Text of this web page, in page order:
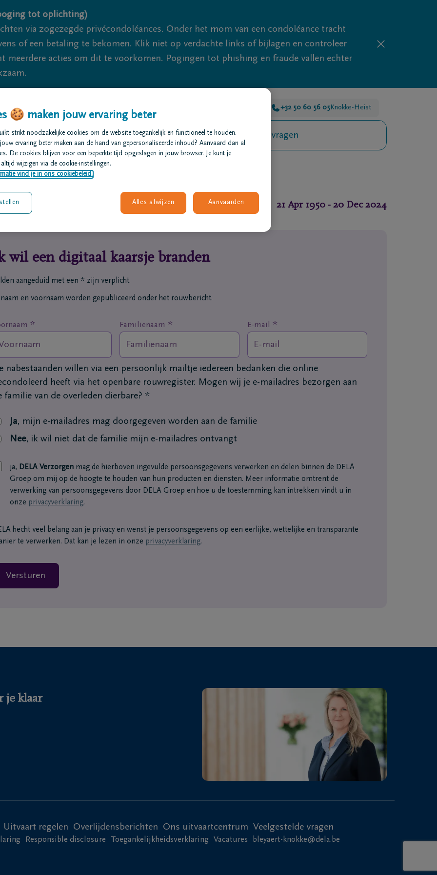
tot oplichting)
via zogezegde privécondoléances. Onder het mom van een condoléance tracht
of een betaling te bekomen. Klik niet op verdachte links of bijlagen en controleer
meerdere acties om dit te voorkomen. Pogingen tot phishing en fraude vallen echter
+32 50 60 56 05Knokke-Heist
regelen Overlijdensberichten Ons uitvaartcentrum Veelgestelde vragen
21 Apr 1950 - 20 Dec 2024
wil een digitaal kaarsje branden
aangeduid met een * zijn verplicht.
naam en voornaam worden gepubliceerd onder het rouwbericht.
* Familienaam * E-mail *
nabestaanden willen via een persoonlijk mailtje iedereen bedanken die online
heeft via het openbare rouwregister. Mogen wij je e-mailadres bezorgen aan
familie van de overleden dierbare? *
Ja, mijn e-mailadres mag doorgegeven worden aan de familie
Nee, ik wil niet dat de familie mijn e-mailadres ontvangt
ja, DELA Verzorgenmag de hierboven ingevulde persoonsgegevens verwerken en delen binnen de DELA
Groep om mij op de hoogte te houden van hun producten en diensten. Meer informatie omtrent de
verwerking van persoonsgegevens door DELA Groep en hoe u de toestemming kan intrekken vindt u in
onze privacyverklaring.
hecht veel belang aan je privacy en wenst je persoonsgegevens op een eerlijke, wettelijke en transparante
te verwerken. Dat kan je lezen in onze privacyverklaring.
Versturen
je klaar
Uitvaart regelen Overlijdensberichten Ons uitvaartcentrum Veelgestelde vragen
Responsible disclosure Toegankelijkheidsverklaring Vacatures bleyaert-knokke@dela.be
🍪 maken jouw ervaring beter
strikt noodzakelijke cookies om de website toegankelijk en functioneel te houden.
ervaring beter maken aan de hand van gepersonaliseerde inhoud? Aanvaard dan al
De cookies blijven voor een beperkte tijd opgeslagen in jouw browser. Je kunt je
wijzigen via de cookie-instellingen.
vind je in ons cookiebeleid.
Alles afwijzen Aanvaarden